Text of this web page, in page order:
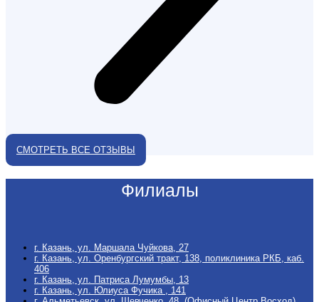
СМОТРЕТЬ ВСЕ ОТЗЫВЫ
Филиалы
г. Казань, ул. Маршала Чуйкова, 27
г. Казань, ул. Оренбургский тракт, 138, поликлиника РКБ, каб.
406
г. Казань, ул. Патриса Лумумбы, 13
г. Казань, ул. Юлиуса Фучика , 141